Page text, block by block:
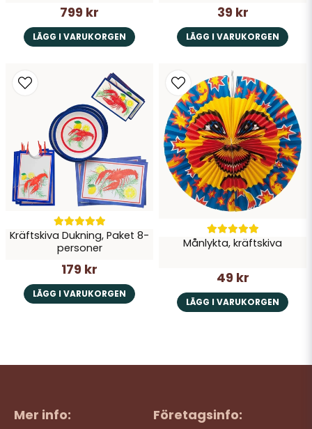
799 kr
LÄGG I VARUKORGEN
39 kr
LÄGG I VARUKORGEN
Kräftskiva Dukning, Paket 8-
personer
179 kr
LÄGG I VARUKORGEN
Månlykta, kräftskiva
49 kr
LÄGG I VARUKORGEN
Mer info: Företagsinfo: